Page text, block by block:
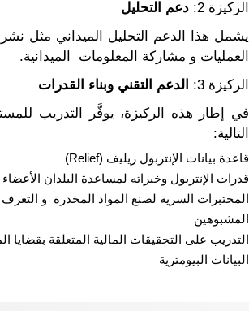
الركيزة 2:
دعم التحليل
يشمل هذا الدعم التحليل الميداني مثل
العمليات و مشاركة المعلومات الميدانية.
الركيزة 3:
الدعم التقني وبناء القدرات
في إطار هذه الركيزة، يوفَّر التدريب
التالية:
قاعدة بيانات الإنتربول ريليف (Relief)
قدرات الإنتربول وخبراته لمساعدة البلدان الأعضاء
المختبرات السرية لصنع المواد المخدرة و
المشبوهين
التدريب على التحقيقات المالية المتعلقة بقضايا
البيانات البيومترية